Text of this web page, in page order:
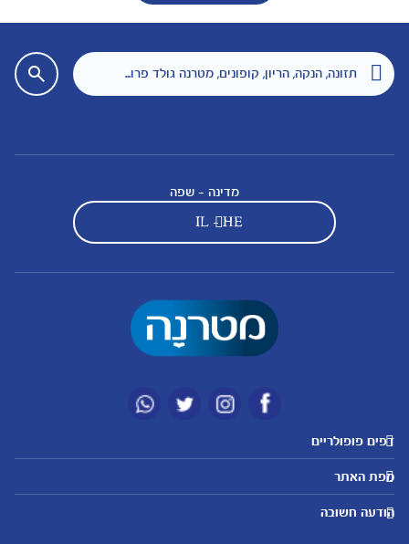
מדינה - שפה
IL - HE
דפים פופולריים
מטרנה לשירותכם
היועצות שלנו
שאלות נפוצות
מועדון מטרנה
מפת האתר
אבני דרך
לקראת הריון
נושאים
הודעה חשובה